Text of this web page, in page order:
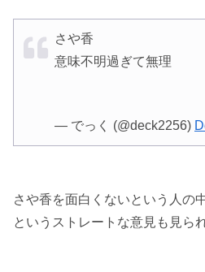
さや香
意味不明過ぎて無理
— でっく (@deck2256)
さや香を面白くないという人の
というストレートな意見も見ら